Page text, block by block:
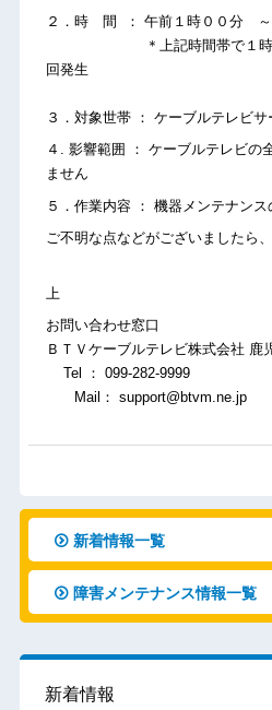
２．時 間 ： 午前１時００分
＊上記時間帯で１時間程
回発生
３．対象世帯 ： ケーブルテレビ
４. 影響範囲 ： ケーブルテレビの
ません
５．作業内容 ： 機器メンテナンス
ご不明な点などがございましたら
上
お問い合わせ窓口
ＢＴＶケーブルテレビ株式会社 鹿
Tel ： 099-282-9999
Mail： support@btvm.ne.jp
新着情報一覧
障害メンテナンス情報一覧
新着情報